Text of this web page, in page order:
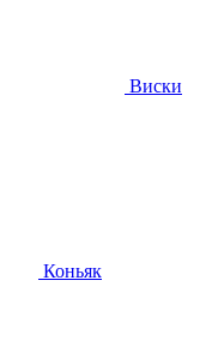
Виски
Коньяк